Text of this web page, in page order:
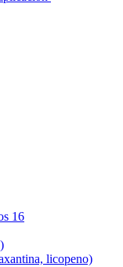
16
licopeno)